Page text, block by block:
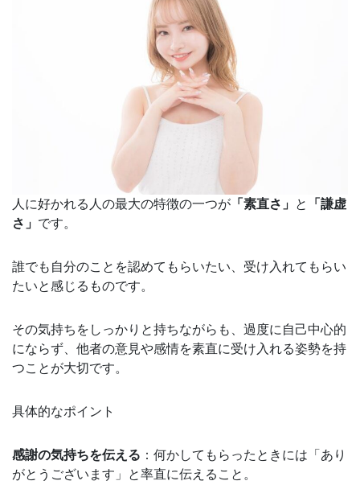
人に好かれる人の最大の特徴の一つが 「素直さ」 と
「謙虚
さ」 です。
誰でも自分のことを認めてもらいたい、受け入れてもらい
たいと感じるものです。
その気持ちをしっかりと持ちながらも、過度に自己中心的
にならず、他者の意見や感情を素直に受け入れる姿勢を持
つことが大切です。
具体的なポイント
感謝の気持ちを伝える ：何かしてもらったときには「あり
がとうございます」と率直に伝えること。